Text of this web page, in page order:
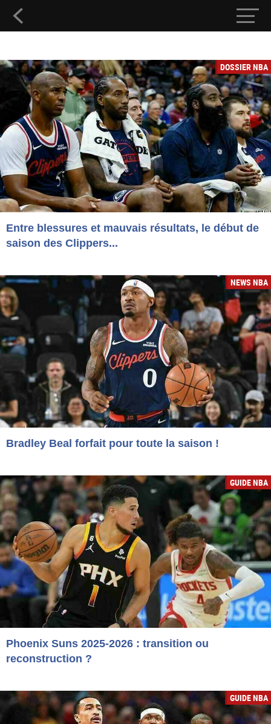
DOSSIER NBA
Entre blessures et mauvais résultats, le début de
saison des Clippers...
NEWS NBA
Bradley Beal forfait pour toute la saison !
GUIDE NBA
Phoenix Suns 2025-2026 : transition ou
reconstruction ?
GUIDE NBA